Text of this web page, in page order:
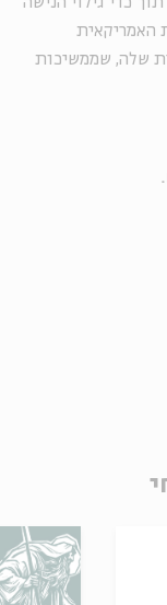
האמריקאית
שלה, שממשיכות